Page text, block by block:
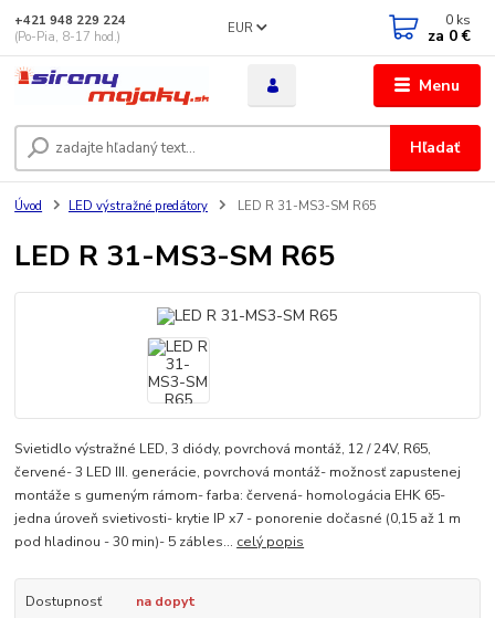
Menu
EUR
Hľadať
+421 948 229 224
(Po-Pia, 8-17 hod.)
0 ks
za 0 €
Úvod LED výstražné predátory LED R 31-MS3-SM R65
LED R 31-MS3-SM R65
Svietidlo výstražné LED, 3 diódy, povrchová montáž, 12 / 24V, R65,
červené- 3 LED III. generácie, povrchová montáž- možnosť zapustenej
montáže s gumeným rámom- farba: červená- homologácia EHK 65-
jedna úroveň svietivosti- krytie IP x7 - ponorenie dočasné (0,15 až 1 m
pod hladinou - 30 min)- 5 zábles... celý popis
Dostupnosť na dopyt